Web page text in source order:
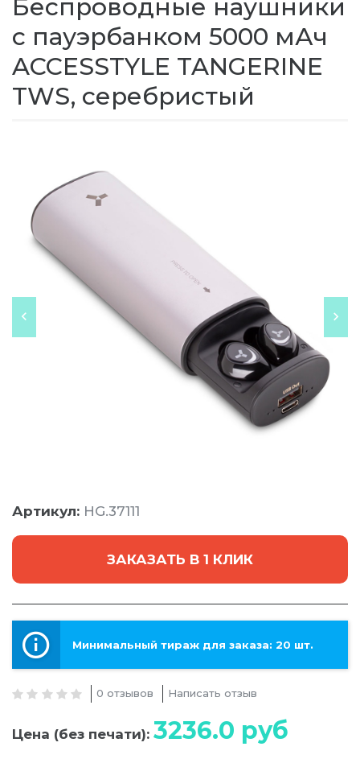
Беспроводные наушники
с пауэрбанком 5000 мАч
ACCESSTYLE TANGERINE
TWS, серебристый
Артикул: HG.37111
ЗАКАЗАТЬ В 1 КЛИК
Минимальный тираж для заказа: 20 шт.
0 отзывов Написать отзыв
Цена (без печати): 3236.0 руб